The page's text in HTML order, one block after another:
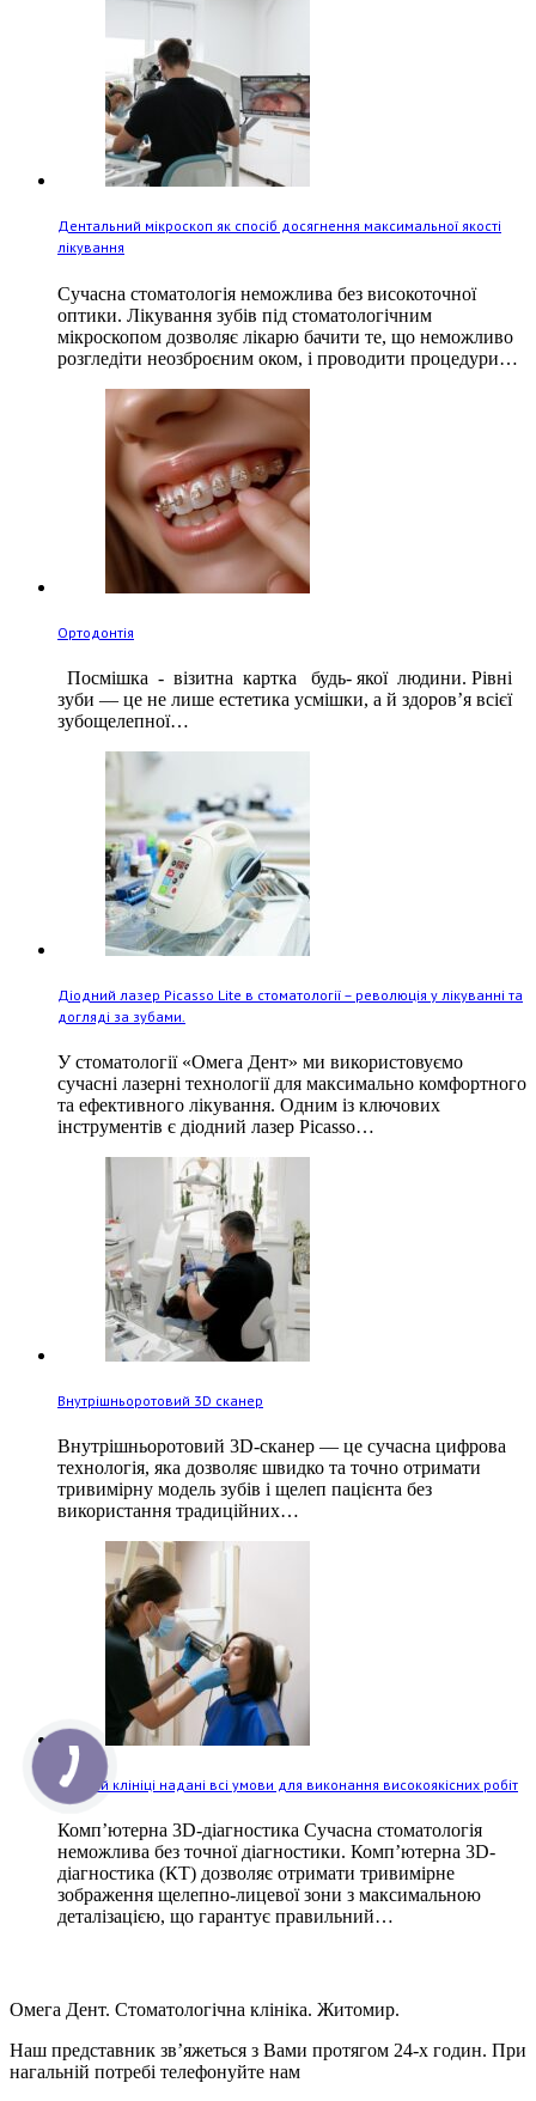
Дентальний мікроскоп як спосіб досягнення максимальної якості
лікування
Сучасна стоматологія неможлива без високоточної
оптики. Лікування зубів під стоматологічним
мікроскопом дозволяє лікарю бачити те, що неможливо
розгледіти неозброєним оком, і проводити процедури…
Ортодонтія
Посмішка - візитна картка будь- якої людини. Рівні
зуби — це не лише естетика усмішки, а й здоров’я всієї
зубощелепної…
Діодний лазер Picasso Lite в стоматології – революція у лікуванні та
догляді за зубами.
У стоматології «Омега Дент» ми використовуємо
сучасні лазерні технології для максимально комфортного
та ефективного лікування. Одним із ключових
інструментів є діодний лазер Picasso…
Внутрішньоротовий 3D сканер
Внутрішньоротовий 3D-сканер — це сучасна цифрова
технологія, яка дозволяє швидко та точно отримати
тривимірну модель зубів і щелеп пацієнта без
використання традиційних…
У нашій клініці надані всі умови для виконання високоякісних робіт
Комп’ютерна 3D-діагностика Сучасна стоматологія
неможлива без точної діагностики. Комп’ютерна 3D-
діагностика (КТ) дозволяє отримати тривимірне
зображення щелепно-лицевої зони з максимальною
деталізацією, що гарантує правильний…
Омега Дент. Стоматологічна клініка. Житомир.
Наш представник зв’яжеться з Вами протягом 24-х годин. При
нагальній потребі телефонуйте нам